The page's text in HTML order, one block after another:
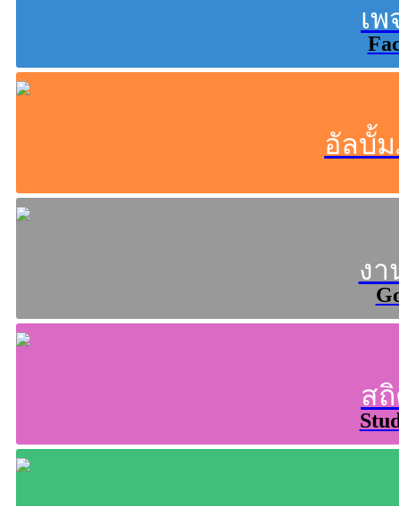
เพ
อัลบั้
งา
ส